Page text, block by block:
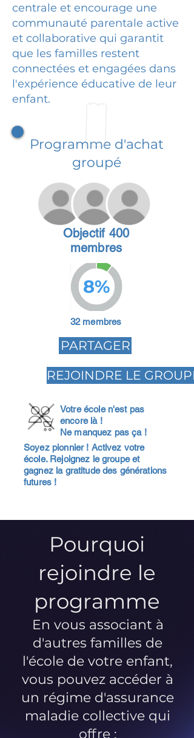
centrale et encourage une
communauté parentale active
et collaborative qui garantit
que les familles restent
connectées et engagées dans
l'expérience éducative de leur
enfant.
Programme d'achat
groupé
Objectif 400
membres
8%
32 membres
PARTAGER
REJOINDRE LE GROUPE
Votre école n'est pas
encore là !
Ne manquez pas ça !
Soyez pionnier ! Activez votre
école. Rejoignez le groupe et
gagnez la gratitude des générations
futures !
Pourquoi
rejoindre le
programme
En vous associant à
d'autres familles de
l'école de votre enfant,
vous pouvez accéder à
un régime d'assurance
maladie collective qui
offre :